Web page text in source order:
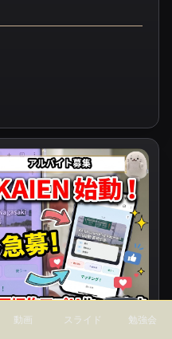
動画 スライド 勉強会